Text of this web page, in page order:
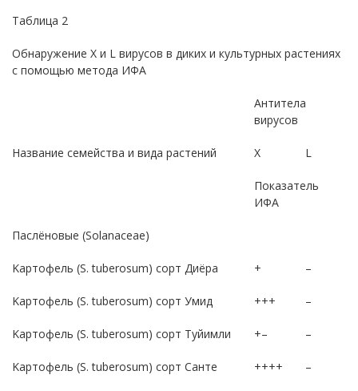
Таблица 2
Обнаружение Х и L вирусов в диких и культурных растениях
с помощью метода ИФА
Название семейства и вида растений
Антитела
вирусов
Х L
Показатель
ИФА
Паслёновые (Solanaceae)
Kaртофель (S. tuberosum) сорт Диёра + –
Kaртофель (S. tuberosum) сорт Умид +++ –
Kaртофель (S. tuberosum) сорт Tуйимли +– –
Kaртофель (S. tuberosum) сорт Санте ++++ –